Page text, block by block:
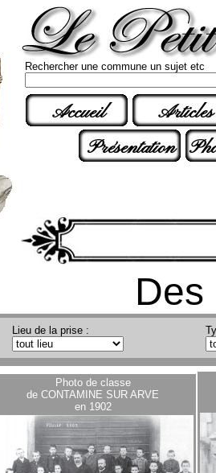
Rechercher une commune un sujet etc
Accueil
Articles
Présentation
Des
Lieu de la prise :
Photo de classe
de CONTAMINE SUR ARVE
en 1902